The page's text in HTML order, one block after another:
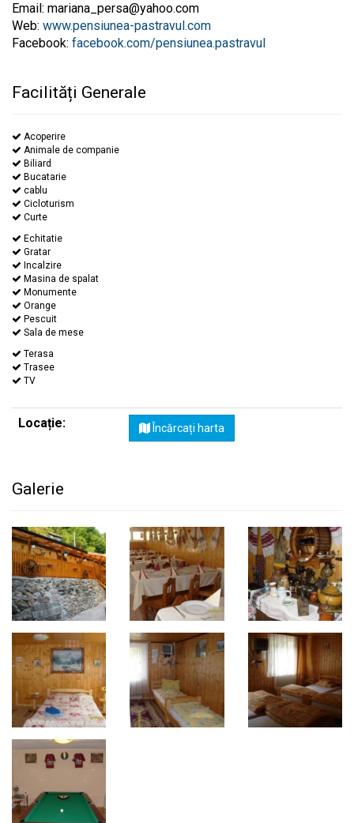
Email: mariana_persa@yahoo.com
Web: www.pensiunea-pastravul.com
Facebook: facebook.com/pensiunea.pastravul
Facilități Generale
Acoperire
Animale de companie
Biliard
Bucatarie
cablu
Cicloturism
Curte
Echitatie
Gratar
Incalzire
Masina de spalat
Monumente
Orange
Pescuit
Sala de mese
Terasa
Trasee
TV
Locație: Încărcați harta
Galerie